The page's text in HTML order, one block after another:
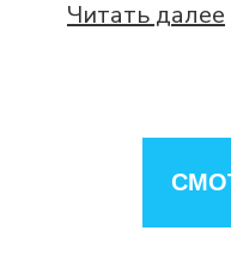
Читать далее